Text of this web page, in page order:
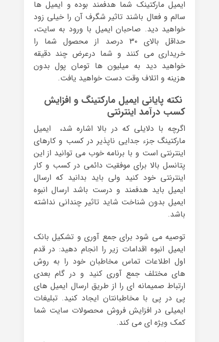
ایمیل مارکتینک شما هدفمند بوده و ایمیل ها
سالم و فعال باشند تاثیر شگرف آن را خیلی زود
خواهید دید. صاحبان ایمیل با ورود به سایت،
حداقل بالای ۳۰ درصد از محصول شما را
خریداری می کنند و شما درعرض چند دقیقه
خواهید دید به میلیون ها تومان پول بدون
هزینه و اتلاف وقت دست خواهید یافت.
نکته پایانی ایمیل مارکتینگ و افزایش
کسب درآمد اینترنتی
اگرچه با دلایلی که در بالا اشاره شد، ایمیل
مارکتینگ جزء جدایی ناپذیر در کسب و کارهای
اینترنتی است و با برنامه خوب می توانید از این
پتانسل بالا برای موفقیت دائمی در کسب و کار
اینترنتی خود کنید ولی باید بدانید که ارسال
ایمیل باید هدفمند و درست باشد ارسال انبوه
ایمیل بدون شناخت شاید تاثیر چندانی نداشته
باشد.
توصیه می شود برای جمع آوری و تشکیل بانک
ایمیل انبوه اقدامات زیر را انجام دهید: در قدم
اول اطلاعات تماس مخاطبان خود را به روش
های مختلف جمع آوری کنید و در گام بعدی
ارتباط صمیمانه ای را از طریق ارسال ایمیل های
پی در پی با مخاطبانتان ایجاد کنید. تبلیغات
ایمیلی در افزایش فروش محصولات سایت شما
کمک ویژه ای می کند.